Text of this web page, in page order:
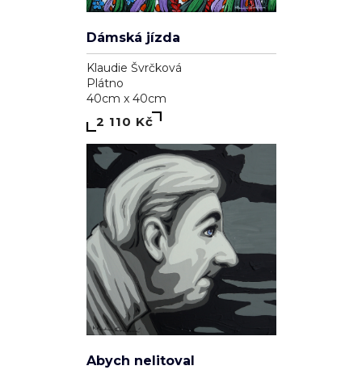
Dámská jízda
Klaudie Švrčková
Plátno
40cm x 40cm
2 110 Kč
Abych nelitoval